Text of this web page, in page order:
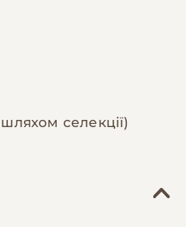
селекції)